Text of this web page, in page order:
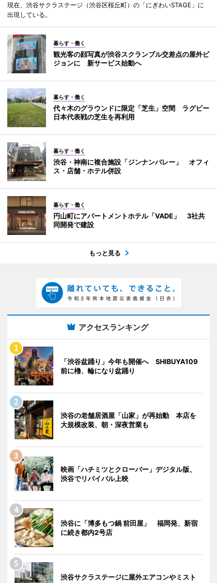
現在、渋谷サクラステージ（渋谷区桜丘町）の「にぎわいSTAGE」に
出現している。
暮らす・働く
観光客の顔写真が渋谷スクランブル交差点の屋外ビ
ジョンに 新サービス始動へ
暮らす・働く
代々木のグラウンドに限定「芝生」空間 ラグビー
日本代表戦の芝生を再利用
暮らす・働く
渋谷・神南に複合施設「ジンナンバレー」 オフィ
ス・店舗・ホテル併設
暮らす・働く
円山町にアパートメントホテル「VADE」 3社共
同開発で建設
もっと見る
アクセスランキング
「渋谷盆踊り」今年も開催へ SHIBUYA109
前に櫓、輪になり盆踊り
渋谷の老舗居酒屋「山家」が再始動 本店を
大規模改装、朝・深夜営業も
映画「ハチミツとクローバー」デジタル版、
渋谷でリバイバル上映
渋谷に「博多もつ鍋 前田屋」 福岡発、新宿
に続き都内2号店
渋谷サクラステージに屋外エアコンやミスト